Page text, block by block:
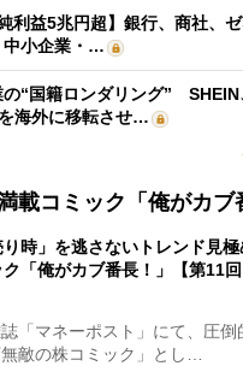
利益5兆円超】銀行、商社、
中小企業・…
“国籍ロンダリング” SHEIN
海外に移転させ…
載コミック「俺がカブ
り時」を逃さないトレンド見
ク「俺がカブ番長！」【第11回
「マネーポスト」にて、圧倒
敵の株コミック」とし…